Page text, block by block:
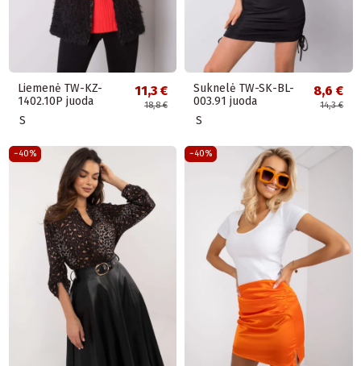
Liemenė TW-KZ-
1402.10P juoda
11,3 €
18,8 €
S
Suknelė TW-SK-BL-
003.91 juoda
8,6 €
14,3 €
S
−40% −40%